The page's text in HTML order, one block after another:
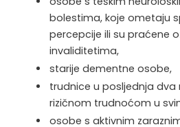
bolestima, koje ometaju
percepcije ili su praćene
invaliditetima,
starije dementne osobe,
trudnice u posljednja dva
rizičnom trudnoćom u
osobe s aktivnim